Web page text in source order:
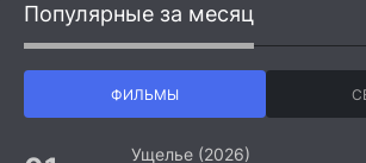
Популярные за месяц
ФИЛЬМЫ
Ущелье (2026)